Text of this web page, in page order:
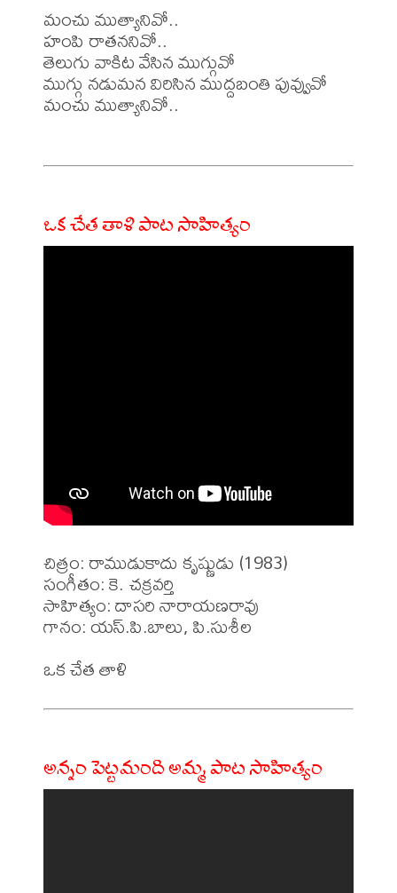
మంచు ముత్యానివో..
హంపి రాతననివో..
తెలుగు వాకిట వేసిన ముగ్గువో
ముగ్గు నడుమన విరిసిన ముద్దబంతి పువ్వువో
మంచు ముత్యానివో..
ఒక చేత తాళి పాట సాహిత్యం
చిత్రం: రాముడుకాదు కృష్ణుడు (1983)
సంగీతం: కె. చక్రవర్తి
సాహిత్యం: దాసరి నారాయణరావు
గానం: యస్.పి.బాలు, పి.సుశీల
అన్నం పెట్టమంది అమ్మ పాట సాహిత్యం